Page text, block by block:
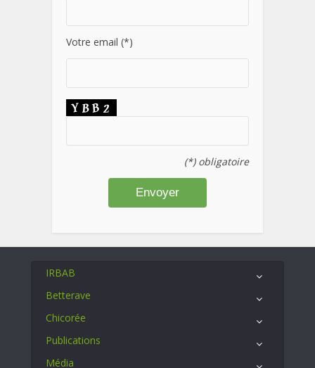
Votre email (*)
(*) obligatoire
IRBAB
Betterave
Chicorée
Publications
Média